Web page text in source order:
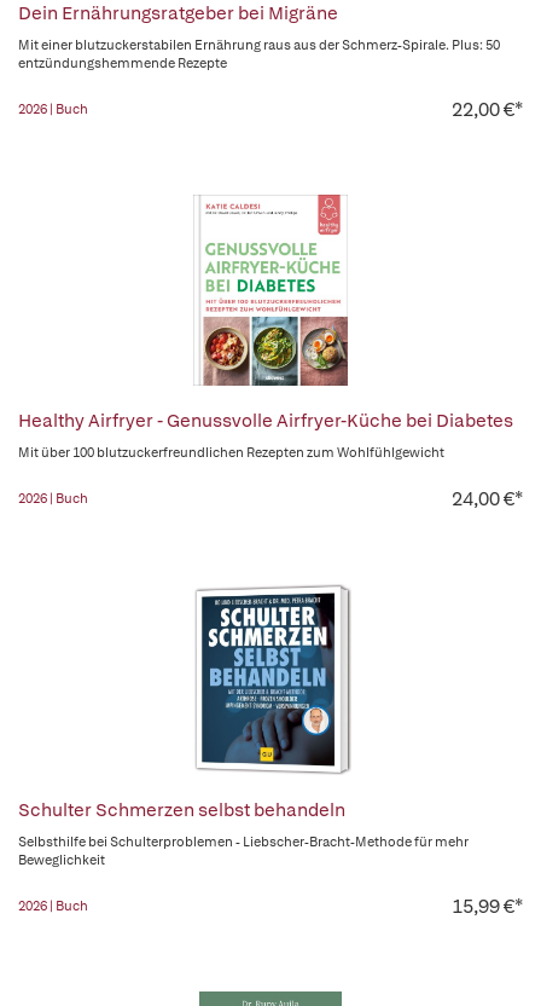
Dein Ernährungsratgeber bei Migräne
Mit einer blutzuckerstabilen Ernährung raus aus der Schmerz-Spirale. Plus: 50
entzündungshemmende Rezepte
2026 | Buch 22,00 €*
Healthy Airfryer - Genussvolle Airfryer-Küche bei Diabetes
Mit über 100 blutzuckerfreundlichen Rezepten zum Wohlfühlgewicht
2026 | Buch 24,00 €*
Schulter Schmerzen selbst behandeln
Selbsthilfe bei Schulterproblemen - Liebscher-Bracht-Methode für mehr
Beweglichkeit
2026 | Buch 15,99 €*